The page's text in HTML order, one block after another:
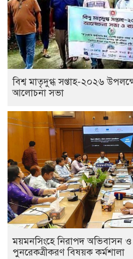
বিশ্ব মাতৃদুগ্ধ সপ্তাহ-২০২৬
আলোচনা সভা
ময়মনসিংহে নিরাপদ অভিবাসন
পুনরেকত্রীকরণ বিষয়ক কর্মশালা